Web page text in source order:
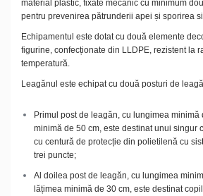
material plastic, fixate mecanic cu minimum
pentru prevenirea pătrunderii apei și sporirea
Echipamentul este dotat cu două elemente
figurine, confecționate din LLDPE, rezistent la
temperatură.
Leagănul este echipat cu două posturi de
Primul post de leagăn, cu lungimea minimă
minimă de 50 cm, este destinat unui singur
cu centură de protecție din polietilenă cu
trei puncte;
Al doilea post de leagăn, cu lungimea
lățimea minimă de 30 cm, este destinat